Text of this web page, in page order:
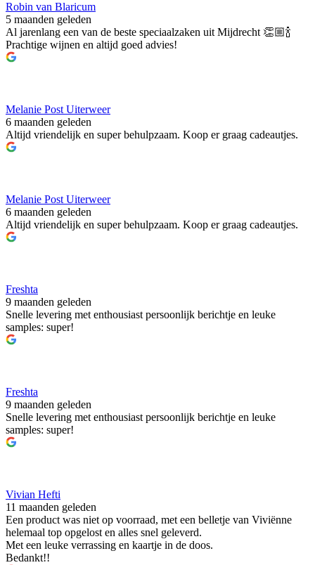
Robin van Blaricum
5 maanden geleden
Al jarenlang een van de beste speciaalzaken uit Mijdrecht 👏🏼🍾
Prachtige wijnen en altijd goed advies!
Melanie Post Uiterweer
6 maanden geleden
Altijd vriendelijk en super behulpzaam. Koop er graag cadeautjes.
Melanie Post Uiterweer
6 maanden geleden
Altijd vriendelijk en super behulpzaam. Koop er graag cadeautjes.
Freshta
9 maanden geleden
Snelle levering met enthousiast persoonlijk berichtje en leuke
samples: super!
Freshta
9 maanden geleden
Snelle levering met enthousiast persoonlijk berichtje en leuke
samples: super!
Vivian Hefti
11 maanden geleden
Een product was niet op voorraad, met een belletje van Viviënne
helemaal top opgelost en alles snel geleverd.
Met een leuke verrassing en kaartje in de doos.
Bedankt!!